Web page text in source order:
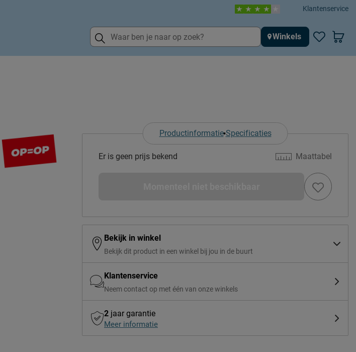
Klantenservice
Winkels
Productinformatie Specificaties
Maattabel
Er is geen prijs bekend
Bekijk in winkel
Bekijk dit product in een winkel bij jou in de buurt
Klantenservice
Neem contact op met één van onze winkels
2 jaar garantie
Meer informatie